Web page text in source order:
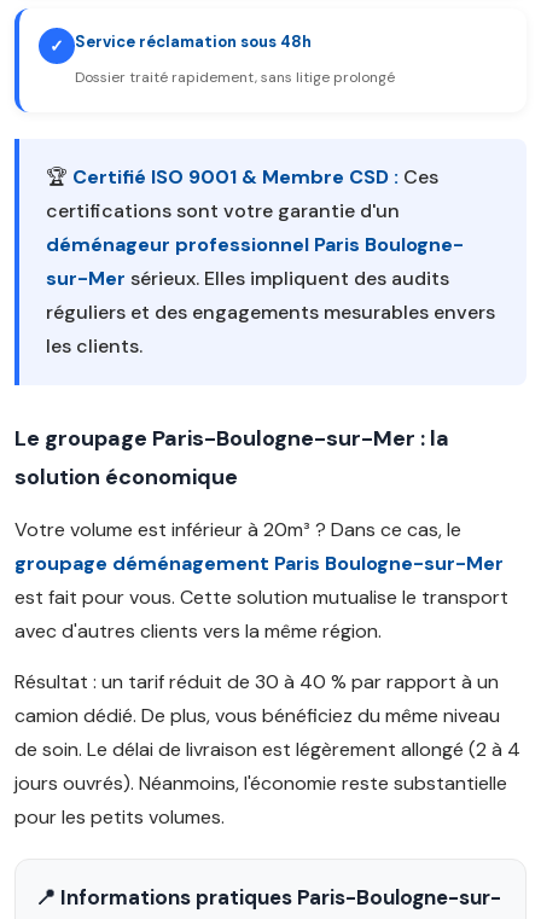
✓ Service réclamation sous 48h
Dossier traité rapidement, sans litige prolongé
🏆 Certifié ISO 9001 & Membre CSD : Ces
certifications sont votre garantie d'un
déménageur professionnel Paris Boulogne-
sur-Mer sérieux. Elles impliquent des audits
réguliers et des engagements mesurables envers
les clients.
Le groupage Paris-Boulogne-sur-Mer : la
solution économique
Votre volume est inférieur à 20m³ ? Dans ce cas, le
groupage déménagement Paris Boulogne-sur-Mer
est fait pour vous. Cette solution mutualise le transport
avec d'autres clients vers la même région.
Résultat : un tarif réduit de 30 à 40 % par rapport à un
camion dédié. De plus, vous bénéficiez du même niveau
de soin. Le délai de livraison est légèrement allongé (2 à 4
jours ouvrés). Néanmoins, l'économie reste substantielle
pour les petits volumes.
📍 Informations pratiques Paris-Boulogne-sur-